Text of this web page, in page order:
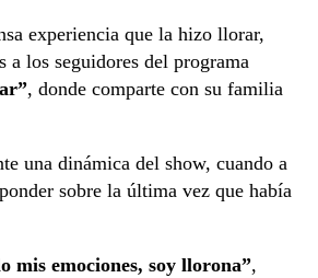
experiencia que la hizo llorar,
a los seguidores del programa
, donde comparte con su familia
una dinámica del show, cuando a
sobre la última vez que había
mis emociones, soy llorona”,